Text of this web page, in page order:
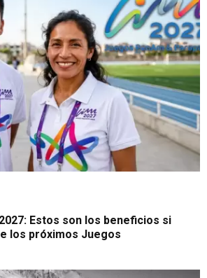
Estos son los beneficios si
los próximos Juegos